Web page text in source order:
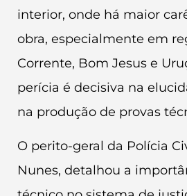
interior, onde há maior
obra, especialmente em
Corrente, Bom Jesus e
perícia é decisiva na
na produção de provas
O perito-geral da Polícia
Nunes, detalhou a